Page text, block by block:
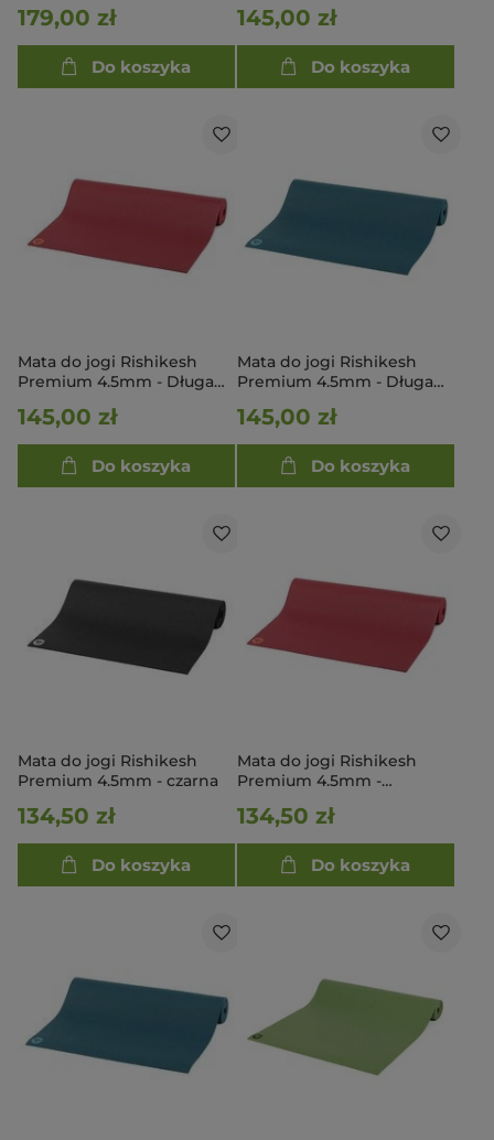
ciemnofioletowy
179,00 zł
Do koszyka
145,00 zł
Do koszyka
Mata do jogi Rishikesh
Premium 4.5mm - Długa
145,00 zł
Do koszyka
Mata do jogi Rishikesh
Premium 4.5mm - Długa
145,00 zł
Do koszyka
Mata do jogi Rishikesh
Premium 4.5mm - czarna
134,50 zł
Do koszyka
Mata do jogi Rishikesh
Premium 4.5mm -
134,50 zł
Do koszyka